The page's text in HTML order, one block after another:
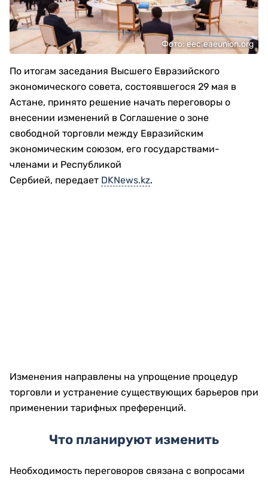
Фото: eec.eaeunion.org
По итогам заседания Высшего Евразийского
экономического совета, состоявшегося 29 мая в
Астане, принято решение начать переговоры о
внесении изменений в Соглашение о зоне
свободной торговли между Евразийским
экономическим союзом, его государствами-
членами и Республикой
Сербией, передает DKNews.kz.
Изменения направлены на упрощение процедур
торговли и устранение существующих барьеров при
применении тарифных преференций.
Что планируют изменить
Необходимость переговоров связана с вопросами